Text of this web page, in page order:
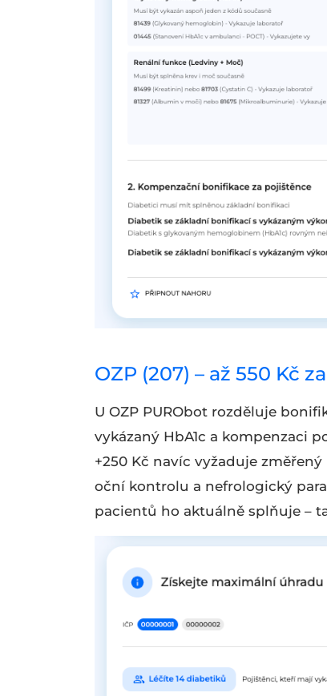
OZP (207) – až 550 Kč
U OZP PURObot rozděluje
vykázaný HbA1c a kompenzaci
+250 Kč navíc vyžaduje
oční kontrolu a nefrologický
pacientů ho aktuálně splňuje –